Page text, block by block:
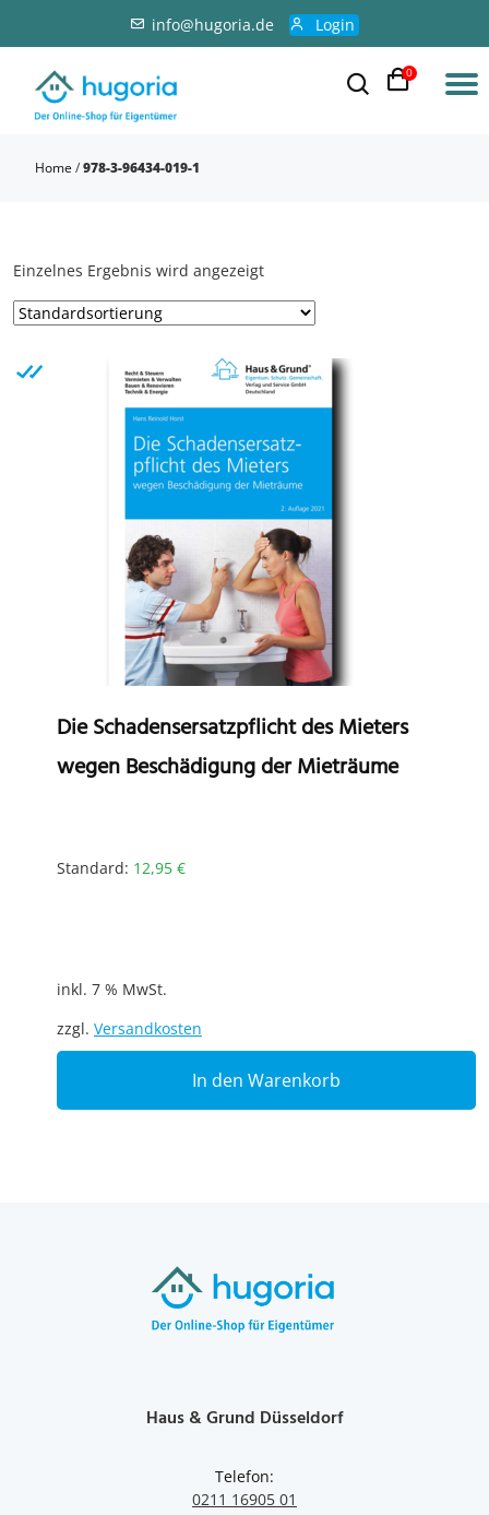
info@hugoria.de Login
0
Home /978-3-96434-019-1
Einzelnes Ergebnis wird angezeigt
Die Schadensersatzpflicht des Mieters
wegen Beschädigung der Mieträume
Standard: 12,95 €
inkl. 7 % MwSt.
zzgl. Versandkosten
In den Warenkorb
Haus & Grund Düsseldorf
Telefon:
0211 16905 01